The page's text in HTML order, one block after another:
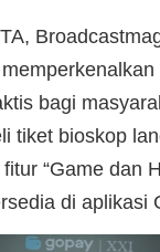
bagi
tiket bioskop
“Game dan
di aplikasi